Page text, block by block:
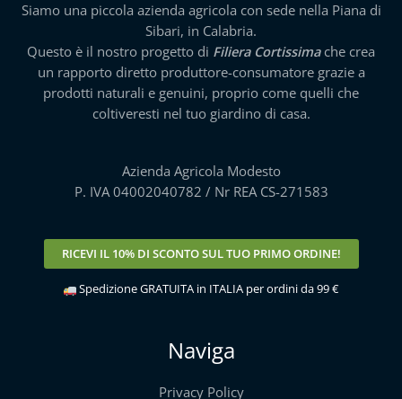
Siamo una piccola azienda agricola con sede nella Piana di
Sibari, in Calabria.
Questo è il nostro progetto di Filiera Cortissimache crea
un rapporto diretto produttore-consumatore grazie a
prodotti naturali e genuini, proprio come quelli che
coltiveresti nel tuo giardino di casa.
Azienda Agricola Modesto
P. IVA 04002040782 / Nr REA CS-271583
RICEVI IL 10% DI SCONTOSUL TUO PRIMO ORDINE!
Spedizione GRATUITA in ITALIA per ordini da 99 €
Naviga
Privacy Policy